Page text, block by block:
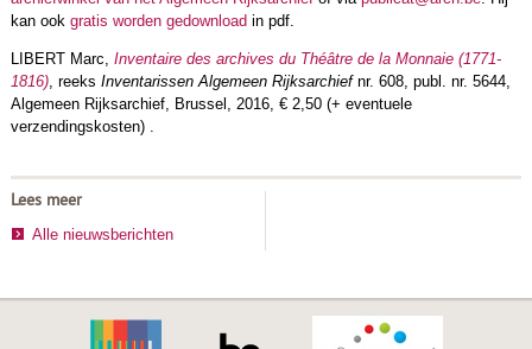
kan ook gratis worden gedownload in pdf.
LIBERT Marc, Inventaire des archives du Théâtre de la Monnaie (1771-
1816), reeks Inventarissen Algemeen Rijksarchief nr. 608, publ. nr. 5644,
Algemeen Rijksarchief, Brussel, 2016, € 2,50 (+ eventuele
verzendingskosten) .
Lees meer
Alle nieuwsberichten